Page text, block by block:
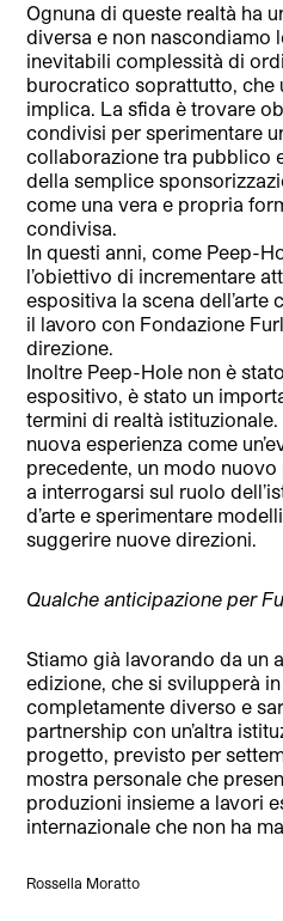
Ognuna di queste realtà ha
diversa e non nascondiamo
inevitabili complessità di
burocratico soprattutto, che
implica. La sfida è trovare
condivisi per sperimentare
collaborazione tra pubblico
della semplice
come una vera e propria
condivisa.
In questi anni, come Peep-
l’obiettivo di incrementare
espositiva la scena dell’arte
il lavoro con Fondazione
direzione.
Inoltre Peep-Hole non è
espositivo, è stato un
termini di realtà
nuova esperienza come
precedente, un modo
a interrogarsi sul ruolo
d’arte e sperimentare
suggerire nuove direzioni.
Qualche anticipazione per
Stiamo già lavorando da un
edizione, che si svilupperà
completamente diverso e
partnership con un’altra
progetto, previsto per
mostra personale che
produzioni insieme a lavori
internazionale che non ha
Rossella Moratto